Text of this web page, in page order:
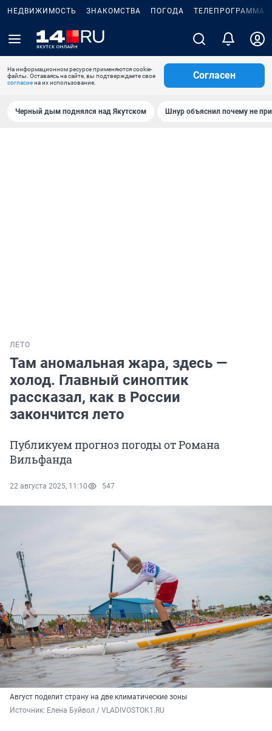
НЕДВИЖИМОСТЬ ЗНАКОМСТВА ПОГОДА ТЕЛЕПРОГРАММА
На информационном ресурсе применяются cookie-
файлы. Оставаясь на сайте, вы подтверждаете свое
согласиена их использование.
Согласен
Черный дым поднялся над Якутском Шнур объяснил почему не
ЛЕТО
Там аномальная жара, здесь —
холод. Главный синоптик
рассказал, как в России
закончится лето
Публикуем прогноз погоды от Романа
Вильфанда
22 августа 2025, 11:10 547
Август поделит страну на две климатические зоны
Источник: Елена Буйвол / VLADIVOSTOK1.RU